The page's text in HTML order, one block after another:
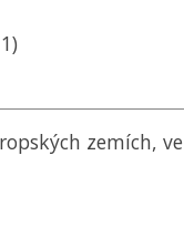
zemích, ve